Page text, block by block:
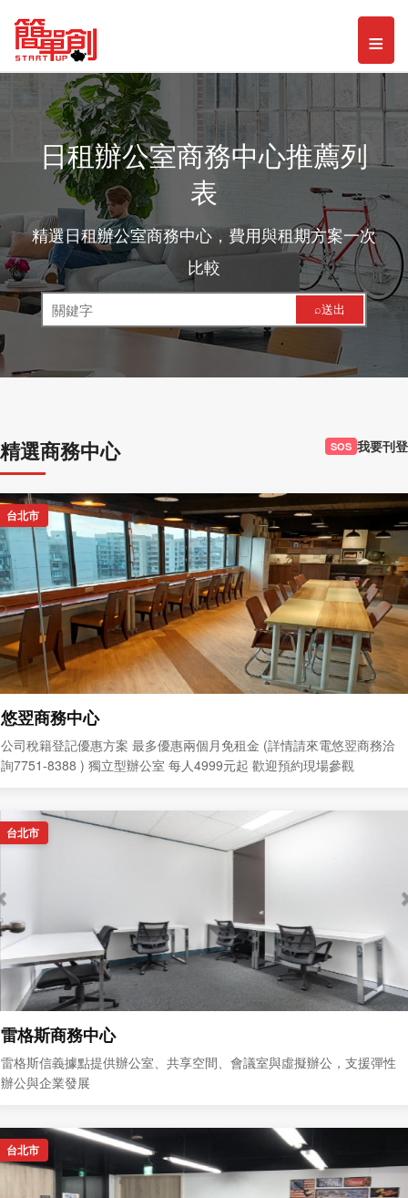
≡
日租辦公室商務中心推薦列
表
精選日租辦公室商務中心，費用與租期方案一次
比較
⌕送出
精選商務中心 SOS 我要刊登
台北市
悠翌商務中心
公司稅籍登記優惠方案 最多優惠兩個月免租金 (詳情請來電悠翌商務洽
詢7751-8388 ) 獨立型辦公室 每人4999元起 歡迎預約現場參觀
台北市
雷格斯商務中心
雷格斯信義據點提供辦公室、共享空間、會議室與虛擬辦公，支援彈性
辦公與企業發展
台北市